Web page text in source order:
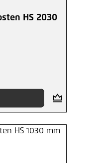
HS 2030